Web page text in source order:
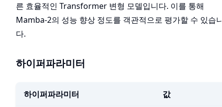
른 효율적인 Transformer 변형 모델입니다. 이를 통해
Mamba-2의 성능 향상 정도를 객관적으로 평가할 수 있습
다.
하이퍼파라미터
하이퍼파라미터 값